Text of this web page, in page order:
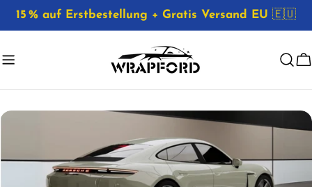
Zum
Inhalt
15 % auf Erstbestellung + Gratis Versand EU 🇪🇺